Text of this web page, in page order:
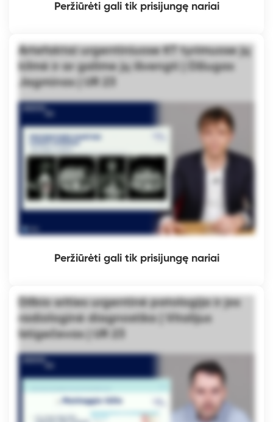
Peržiūrėti gali tik prisijungę nariai
Artefaktai urgentiniuose KT tyrimuose jų
kilmė ir ar galime jų išvengti | Džiugas
Jagminas | UR 23
Peržiūrėti gali tik prisijungę nariai
Dilbio srities urgentinė patologija ir jos
radiologinė diagnostika | Vitalijus
Istigečevas | UR 23